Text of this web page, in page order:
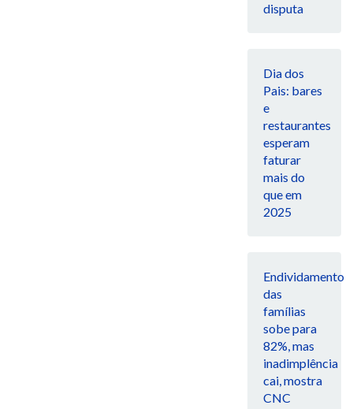
disputa
Dia dos
Pais: bares
e
restaurantes
esperam
faturar
mais do
que em
2025
Endividamento
das
famílias
sobe para
82%, mas
inadimplência
cai, mostra
CNC